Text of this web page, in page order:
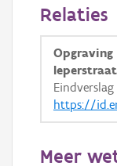
Relaties
Opgraving
Ieperstraat
https://
Meer